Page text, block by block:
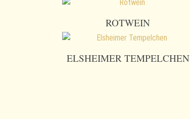
ROTWEIN
ELSHEIMER TEMPELCHEN